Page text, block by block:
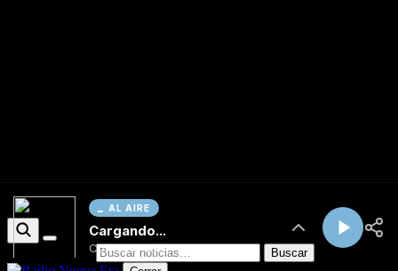
AL AIRE
Cargando...
Conectando...